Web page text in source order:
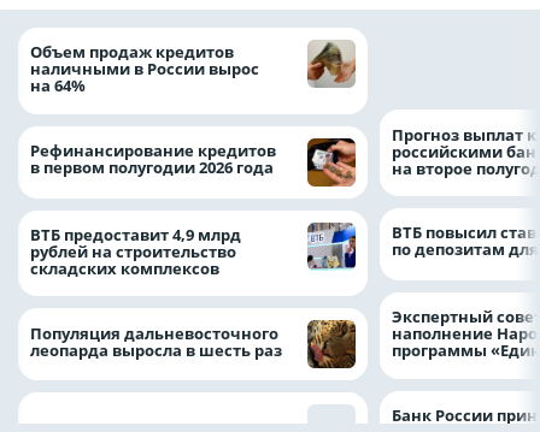
Объем продаж кредитов
наличными в России вырос
на 64%
Рефинансирование кредитов
в первом полугодии 2026 года
ВТБ предоставит 4,9 млрд
рублей на строительство
складских комплексов
Популяция дальневосточного
леопарда выросла в шесть раз
Прогноз выплат
российскими
на второе
ВТБ повысил
по депозитам
Экспертный
наполнение
программы
Банк России